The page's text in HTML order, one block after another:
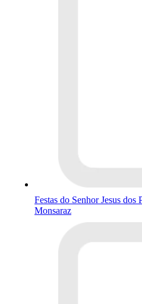
Festas do Senhor Jesus dos
Monsaraz